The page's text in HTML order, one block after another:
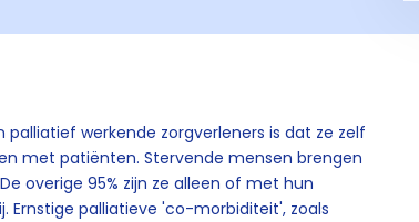
werkende zorgverleners is dat ze zelf
met patiënten. Stervende mensen brengen
overige 95% zijn ze alleen of met hun
Ernstige palliatieve 'co-morbiditeit', zoals